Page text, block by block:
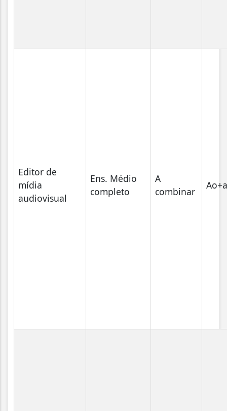
Editor de
mídia
audiovisual
Ens. Médio
completo
A
combinar